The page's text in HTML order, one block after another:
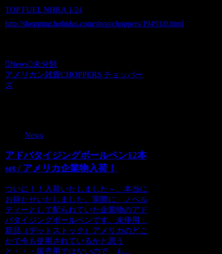
TOP FUEL NHRA 1/24
http://shopping.hobidas.com/shop/choppers/19491/0.html
News 未分類
アメリカン雑貨CHOPPERS チョッパー
ズ
News
アドバタイジングボールペン12本
set / アメリカ企業物入荷！
ついに！！入荷いたしました～、本当に
お待たせいたしました。実際に、ノベル
ティーとして配られていた企業物のアド
バタイジングボールペンです。未使用：
新品（デットストック）アメリカのどこ
かで今も使用されているかと思う
と・・・販売用ではないので、も...